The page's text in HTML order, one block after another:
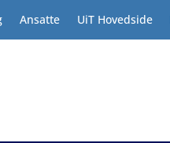
Ansatte UiT Hovedside